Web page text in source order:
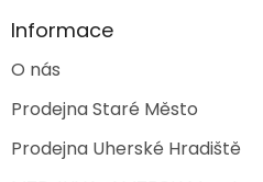
Informace
O nás
Prodejna Staré Město
Prodejna Uherské Hradiště